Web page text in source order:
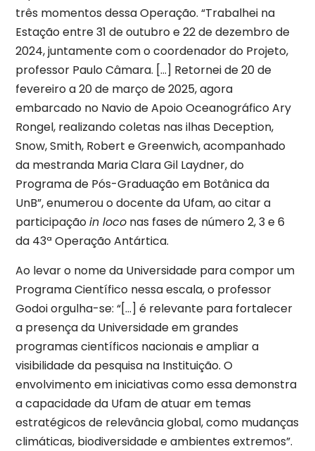
três momentos dessa Operação. “Trabalhei na
Estação entre 31 de outubro e 22 de dezembro de
2024, juntamente com o coordenador do Projeto,
professor Paulo Câmara. […] Retornei de 20 de
fevereiro a 20 de março de 2025, agora
embarcado no Navio de Apoio Oceanográfico Ary
Rongel, realizando coletas nas ilhas Deception,
Snow, Smith, Robert e Greenwich, acompanhado
da mestranda Maria Clara Gil Laydner, do
Programa de Pós-Graduação em Botânica da
UnB”, enumerou o docente da Ufam, ao citar a
participaçãoin loco nas fases de número 2, 3 e 6
da 43ª Operação Antártica.
Ao levar o nome da Universidade para compor um
Programa Científico nessa escala, o professor
Godoi orgulha-se: “[…] é relevante para fortalecer
a presença da Universidade em grandes
programas científicos nacionais e ampliar a
visibilidade da pesquisa na Instituição. O
envolvimento em iniciativas como essa demonstra
a capacidade da Ufam de atuar em temas
estratégicos de relevância global, como mudanças
climáticas, biodiversidade e ambientes extremos”.